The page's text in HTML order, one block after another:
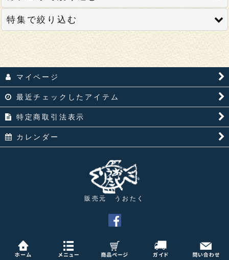
サンプルカテゴリ
【生食用】一本松牡蠣セット
食品
特集で絞り込む
殻付牡蠣（生食用）
マイページ
最近チェックしたアイテム
特定商取引法表示
カレンダー
販売元 うおたく
© uotaku 2018
Powered by おちゃのこネット ネットショップ作成サービス